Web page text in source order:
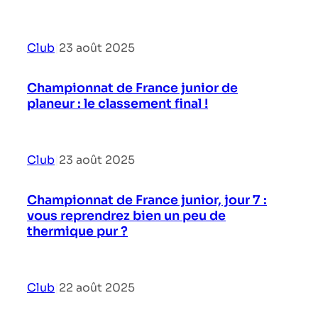
Club 23 août 2025
Championnat de France junior de
planeur : le classement final !
Club 23 août 2025
Championnat de France junior, jour 7 :
vous reprendrez bien un peu de
thermique pur ?
Club 22 août 2025